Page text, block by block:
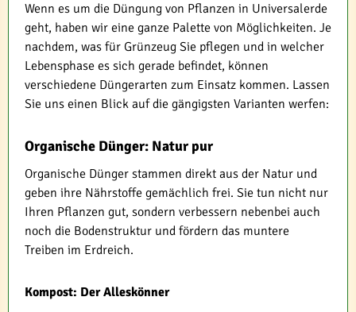
Wenn es um die Düngung von Pflanzen in Universalerde
geht, haben wir eine ganze Palette von Möglichkeiten. Je
nachdem, was für Grünzeug Sie pflegen und in welcher
Lebensphase es sich gerade befindet, können
verschiedene Düngerarten zum Einsatz kommen. Lassen
Sie uns einen Blick auf die gängigsten Varianten werfen:
Organische Dünger: Natur pur
Organische Dünger stammen direkt aus der Natur und
geben ihre Nährstoffe gemächlich frei. Sie tun nicht nur
Ihren Pflanzen gut, sondern verbessern nebenbei auch
noch die Bodenstruktur und fördern das muntere
Treiben im Erdreich.
Kompost: Der Alleskönner